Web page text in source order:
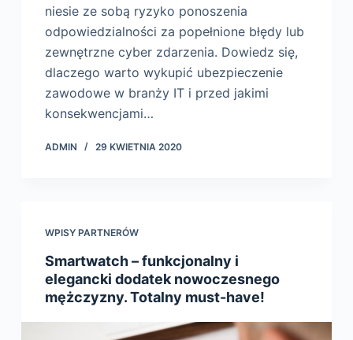
niesie ze sobą ryzyko ponoszenia
odpowiedzialności za popełnione błędy lub
zewnętrzne cyber zdarzenia. Dowiedz się,
dlaczego warto wykupić ubezpieczenie
zawodowe w branży IT i przed jakimi
konsekwencjami…
ADMIN 29 KWIETNIA 2020
WPISY PARTNERÓW
Smartwatch – funkcjonalny i
elegancki dodatek nowoczesnego
mężczyzny. Totalny must-have!